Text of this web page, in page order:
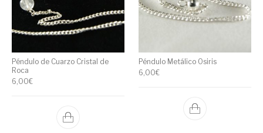
Péndulo de Cuarzo Cristal de
Roca
6,00€
Péndulo Metálico Osiris
6,00€